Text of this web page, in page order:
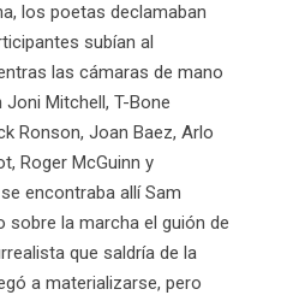
los poetas declamaban
subían al
las cámaras de mano
Joni Mitchell, T-Bone
Ronson, Joan Baez, Arlo
Roger McGuinn y
encontraba allí Sam
sobre la marcha el guión de
que saldría de la
a materializarse, pero